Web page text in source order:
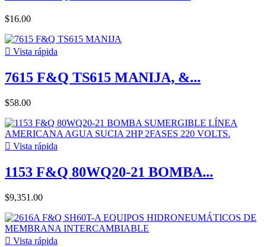
$16.00
 Vista rápida
7615 F&Q TS615 MANIJA, &...
$58.00
 Vista rápida
1153 F&Q 80WQ20-21 BOMBA...
$9,351.00
 Vista rápida